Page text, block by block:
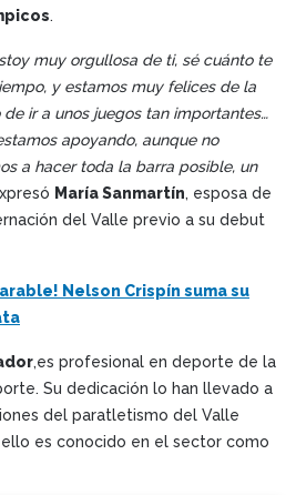
.
muy orgullosa de ti, sé cuánto te
y estamos muy felices de la
ir a unos juegos tan importantes…
apoyando, aunque no
a hacer toda la barra posible, un
María Sanmartín, esposa de
del Valle previo a su debut
Nelson Crispín suma su
,es profesional en deporte de la
Su dedicación lo han llevado a
del paratletismo del Valle
es conocido en el sector como